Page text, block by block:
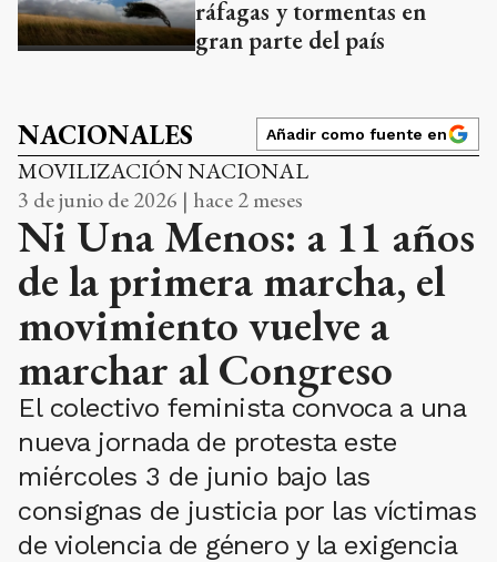
ráfagas y tormentas en
gran parte del país
NACIONALES Añadir como fuente en
MOVILIZACIÓN NACIONAL
3 de junio de 2026 | hace 2 meses
Ni Una Menos: a 11 años
de la primera marcha, el
movimiento vuelve a
marchar al Congreso
El colectivo feminista convoca a una
nueva jornada de protesta este
miércoles 3 de junio bajo las
consignas de justicia por las víctimas
de violencia de género y la exigencia